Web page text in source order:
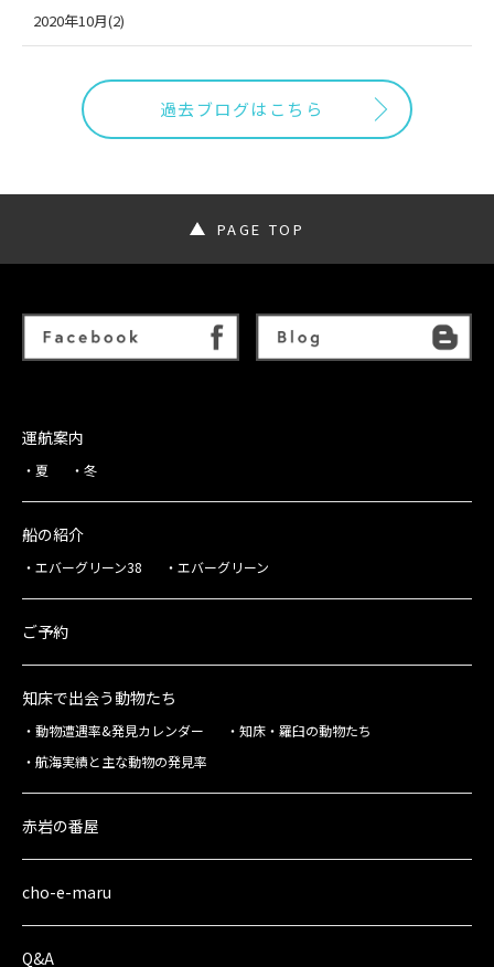
2020年10月(2)
過去ブログはこちら
PAGE TOP
運航案内
夏 冬
船の紹介
エバーグリーン38 エバーグリーン
ご予約
知床で出会う動物たち
動物遭遇率&発見カレンダー
知床・羅臼の動物たち
航海実績と主な動物の発見率
赤岩の番屋
cho-e-maru
Q&A